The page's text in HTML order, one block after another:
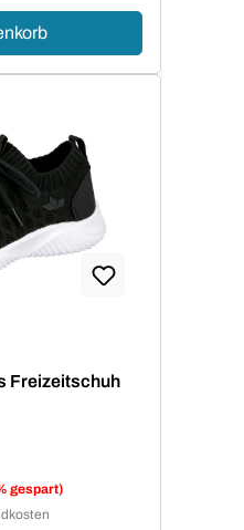
Freizeitschuh
gespart)